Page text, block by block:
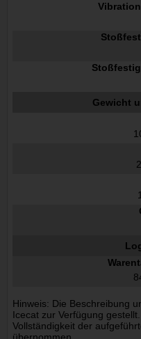
Gewicht
Hinweis: Die Beschreibung
Icecat zur Verfügung
Vollständigkeit der
übernommen.